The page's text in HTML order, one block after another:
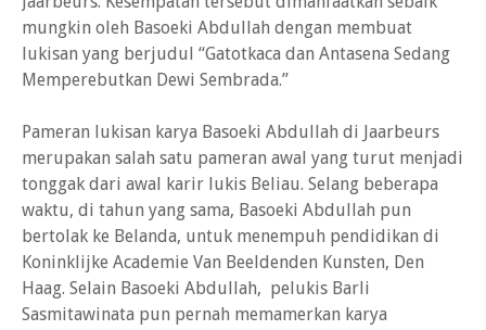
mungkin oleh Basoeki Abdullah dengan membuat
lukisan yang berjudul “Gatotkaca dan Antasena Sedang
Memperebutkan Dewi Sembrada.”
Pameran lukisan karya Basoeki Abdullah di Jaarbeurs
merupakan salah satu pameran awal yang turut menjadi
tonggak dari awal karir lukis Beliau. Selang beberapa
waktu, di tahun yang sama, Basoeki Abdullah pun
bertolak ke Belanda, untuk menempuh pendidikan di
Koninklijke Academie Van Beeldenden Kunsten, Den
Haag. Selain Basoeki Abdullah, pelukis Barli
Sasmitawinata pun pernah memamerkan karya